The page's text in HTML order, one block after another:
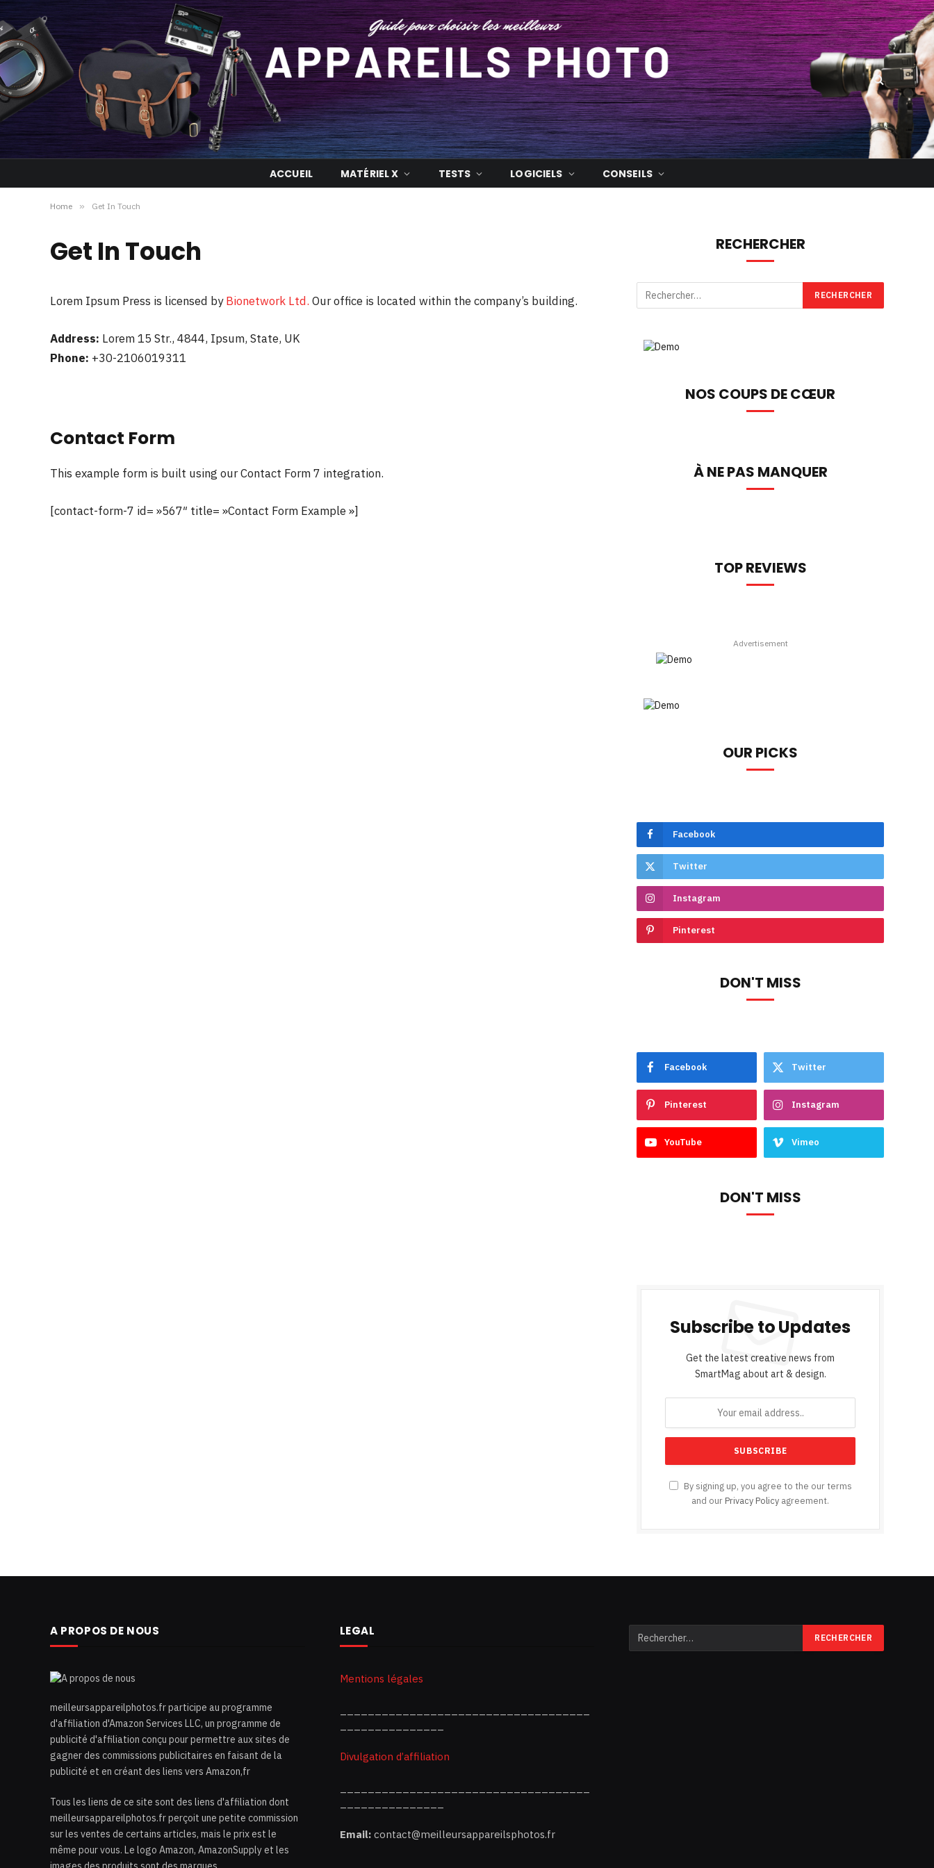
ACCUEIL MATÉRIEL X TESTS LOGICIELS CONSEILS
Home » Get In Touch
Get In Touch
Lorem Ipsum Press is licensed byBionetwork Ltd. Our office is located within the company’s building.
Address: Lorem 15 Str., 4844, Ipsum, State, UK
Phone: +30-2106019311
Contact Form
This example form is built using our Contact Form 7 integration.
[contact-form-7 id= »567″ title= »Contact Form Example »]
RECHERCHER
NOS COUPS DE CŒUR
À NE PAS MANQUER
TOP REVIEWS
Advertisement
OUR PICKS
Facebook
Twitter
Instagram
Pinterest
DON'T MISS
Facebook Twitter
Pinterest Instagram
YouTube Vimeo
DON'T MISS
Subscribe to Updates
Get the latest creative news from
SmartMag about art & design.
By signing up, you agree to the our terms
and our Privacy Policy agreement.
A PROPOS DE NOUS
meilleursappareilphotos.fr participe au programme
d'affiliation d'Amazon Services LLC, un programme de
publicité d'affiliation conçu pour permettre aux sites de
gagner des commissions publicitaires en faisant de la
publicité et en créant des liens vers Amazon,fr
Tous les liens de ce site sont des liens d'affiliation dont
meilleursappareilphotos.fr perçoit une petite commission
sur les ventes de certains articles, mais le prix est le
même pour vous. Le logo Amazon, AmazonSupply et les
LEGAL
Mentions légales
Divulgation d’affiliation
Email:contact@meilleursappareilsphotos.fr